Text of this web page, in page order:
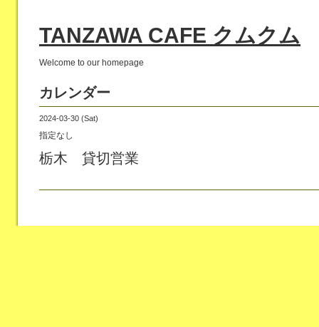
TANZAWA CAFE クムクム
Welcome to our homepage
カレンダー
2024-03-30 (Sat)
指定なし
栃木 貸切営業